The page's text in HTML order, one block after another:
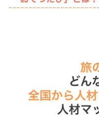
注目スタートアップ
CEOインタビュー
転職
大学発スタートアップ